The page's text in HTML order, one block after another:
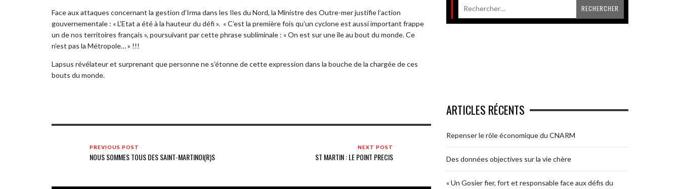
Face aux attaques concernant la gestion d’Irma dans les Iles du Nord, la Ministre des Outre-mer justifie l’action
gouvernementale : « L’Etat a été à la hauteur du défi ». « C’est la première fois qu’un cyclone est aussi important frappe
un de nos territoires français », poursuivant par cette phrase subliminale : « On est sur une île au bout du monde. Ce
n’est pas la Métropole… » !!!
Lapsus révélateur et surprenant que personne ne s’étonne de cette expression dans la bouche de la chargée de ces
bouts du monde.
PREVIOUS POST
NOUS SOMMES TOUS DES SAINT-MARTINOI(R)S
NEXT POST
ST MARTIN : LE POINT PRECIS
ARTICLES RÉCENTS
Repenser le rôle économique du CNARM
Des données objectives sur la vie chère
« Un Gosier fier, fort et responsable face aux défis du